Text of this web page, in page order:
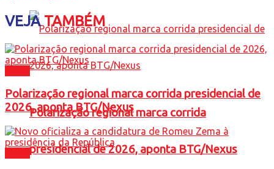
Polarização regional marca corrida
presidencial de 2026, aponta BTG/Nexus
VEJATAMBÉM
Polarização regional marca corrida presidencial de
2026, aponta BTG/Nexus